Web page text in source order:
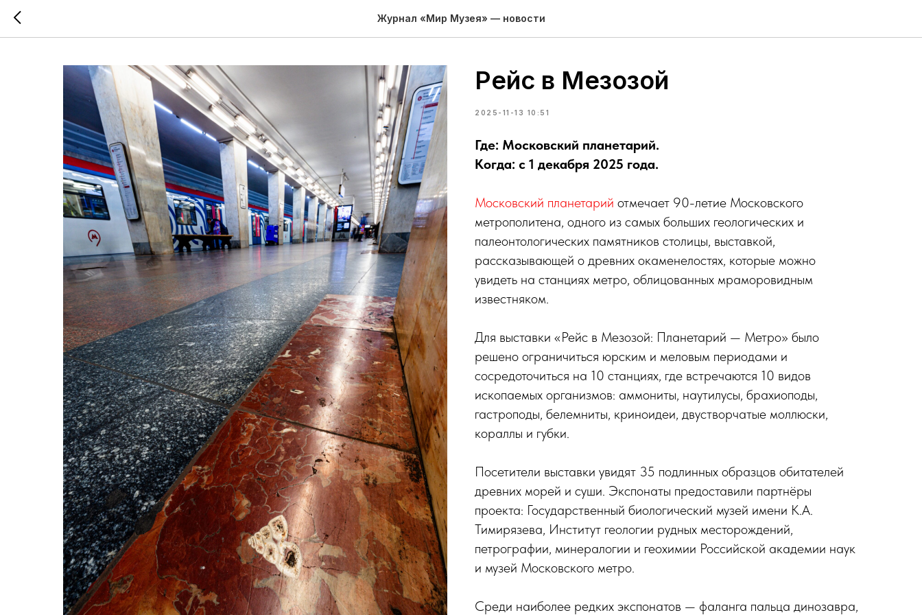
Журнал «Мир Музея» — новости
Рейс в Мезозой
2025-11-13 10:51
Где: Московский планетарий.
Когда: с 1 декабря 2025 года.
Московский планетарий отмечает 90-летие Московского
метрополитена, одного из самых больших геологических и
палеонтологических памятников столицы, выставкой,
рассказывающей о древних окаменелостях, которые можно
увидеть на станциях метро, облицованных мраморовидным
известняком.
Для выставки «Рейс в Мезозой: Планетарий — Метро» было
решено ограничиться юрским и меловым периодами и
сосредоточиться на 10 станциях, где встречаются 10 видов
ископаемых организмов: аммониты, наутилусы, брахиоподы,
гастроподы, белемниты, криноидеи, двустворчатые моллюски,
кораллы и губки.
Посетители выставки увидят 35 подлинных образцов обитателей
древних морей и суши. Экспонаты предоставили партнёры
проекта: Государственный биологический музей имени К.А.
Тимирязева, Институт геологии рудных месторождений,
петрографии, минералогии и геохимии Российской академии наук
и музей Московского метро.
Среди наиболее редких экспонатов — фаланга пальца динозавра,